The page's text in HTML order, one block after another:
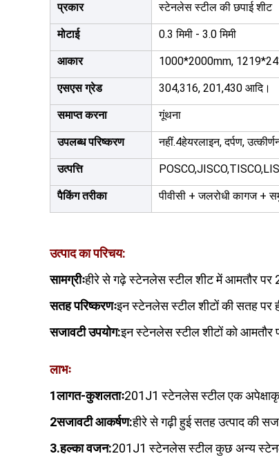
प्रकार स्टेनलेस स्टील की छपाई शीट
मोटाई 0.3 मिमी - 3.0 मिमी
आकार 1000*2000mm,
एसएस ग्रेड 304,316, 201,430 आदि।
समाप्त करना गूंथना
उपलब्ध परिष्करण नहीं.4हेयरलाइन, दर्पण,
उत्पत्ति
पैकिंग तरीका पीवीसी + जलरोधी कागज +
उत्पाद का परिचय:
सामग्रीःहीरे से गढ़े स्टेनलेस स्टील शीट में आमतौर पर
सतह परिष्करणःइन स्टेनलेस स्टील शीटों की सतह पर
सजावटी उपयोग:इन स्टेनलेस स्टील शीटों को आमतौर
लाभः
1लागत-कुशलताः201J1 स्टेनलेस स्टील एक
2सजावटी आकर्षण:हीरे से गढ़ी हुई सतह उत्पाद की
3.हल्का वजन:201J1 स्टेनलेस स्टील कुछ अन्य